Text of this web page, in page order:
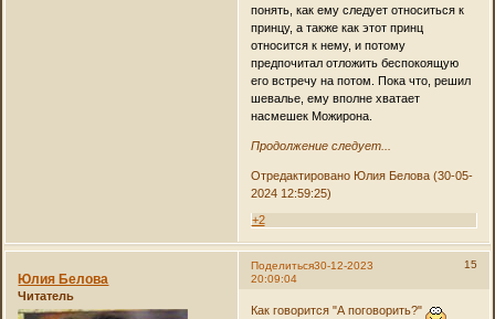
понять, как ему следует относиться к
принцу, а также как этот принц
относится к нему, и потому
предпочитал отложить беспокоящую
его встречу на потом. Пока что, решил
шевалье, ему вполне хватает
насмешек Можирона.
Продолжение следует...
Отредактировано Юлия Белова (30-05-
2024 12:59:25)
+2
Поделиться 15
30-12-2023
20:09:04
Юлия Белова
Читатель
Как говорится "А поговорить?"